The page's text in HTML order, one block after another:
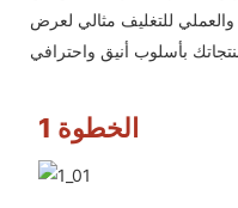
والعملي للتغليف مثالي لعرض
الخطوة 1